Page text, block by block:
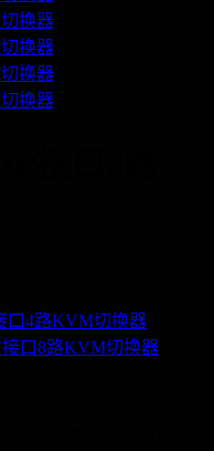
口4路KVM切换器
口8路KVM切换器